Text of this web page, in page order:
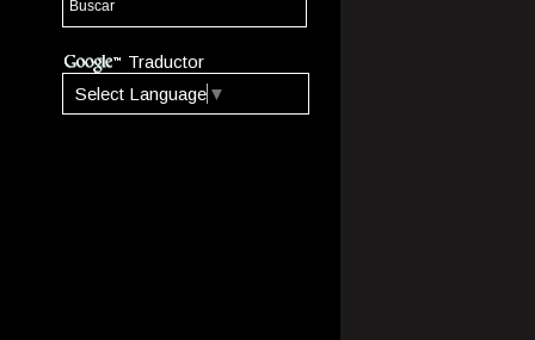
Traductor
Select Language ▼